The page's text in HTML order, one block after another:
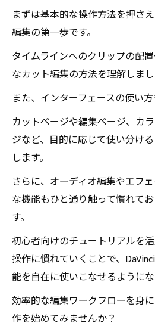
初心者から上級者へ：
スキルを極めるためのステ
まずは基本的な操作方法を押さ
編集の第一歩です。
タイムラインへのクリップの配
なカット編集の方法を理解しまし
また、インターフェースの使い方
カットページや編集ページ、カ
ジなど、目的に応じて使い分け
します。
さらに、オーディオ編集やエフ
な機能もひと通り触って慣れて
す。
初心者向けのチュートリアルを
操作に慣れていくことで、
能を自在に使いこなせるようにな
効率的な編集ワークフローを身
作を始めてみませんか？